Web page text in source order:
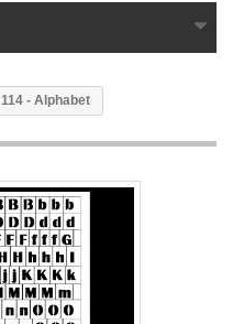
114 - Alphabet